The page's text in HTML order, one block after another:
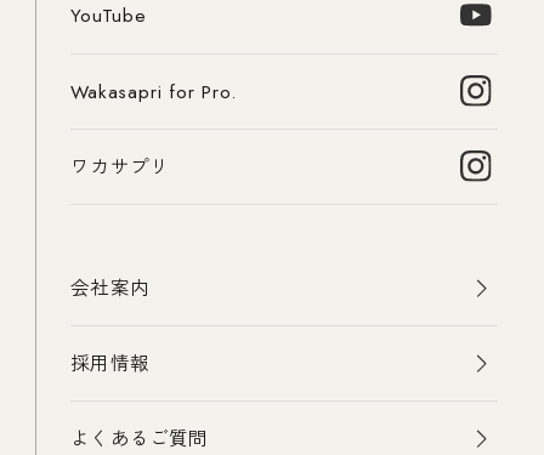
YouTube
Wakasapri for Pro.
ワカサプリ
会社案内
採用情報
よくあるご質問